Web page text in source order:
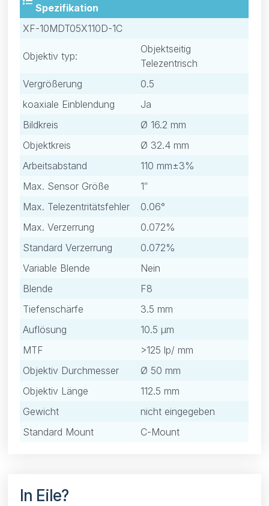
Spezifikation
XF-10MDT05X110D-1C
Objektiv typ:
Objektseitig
Telezentrisch
Vergrößerung
0.5
koaxiale Einblendung
Ja
Bildkreis
Ø 16.2 mm
Objektkreis
Ø 32.4 mm
Arbeitsabstand
110 mm±3%
Max. Sensor Größe
1″
Max. Telezentritätsfehler
0.06°
Max. Verzerrung
0.072%
Standard Verzerrung
0.072%
Variable Blende
Nein
Blende
F8
Tiefenschärfe
3.5 mm
Auflösung
10.5 μm
MTF
>125 lp/ mm
Objektiv Durchmesser
Ø 50 mm
Objektiv Länge
112.5 mm
Gewicht
nicht eingegeben
Standard Mount
C-Mount
In Eile?